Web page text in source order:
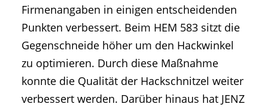
Firmenangaben in einigen entscheidenden
Punkten verbessert. Beim HEM 583 sitzt die
Gegenschneide höher um den Hackwinkel
zu optimieren. Durch diese Maßnahme
konnte die Qualität der Hackschnitzel weiter
verbessert werden. Darüber hinaus hat JENZ